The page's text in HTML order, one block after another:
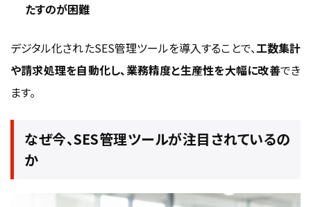
たすのが困難
デジタル化されたSES管理ツールを導入することで、工数集計
や請求処理を自動化し、業務精度と生産性を大幅に改善でき
ます。
なぜ今、SES管理ツールが注目されているの
か